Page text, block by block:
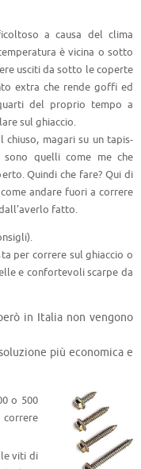
a causa del clima
è vicina o sotto
usciti da sotto le coperte
extra che rende goffi ed
del proprio tempo a
sul ghiaccio.
chiuso, magari su un tapis-
quelli come me che
Quindi che fare? Qui di
andare fuori a correre
fatto.
per correre sul ghiaccio o
e confortevoli scarpe da
in Italia non vengono
più economica e
o 500
correre
viti di